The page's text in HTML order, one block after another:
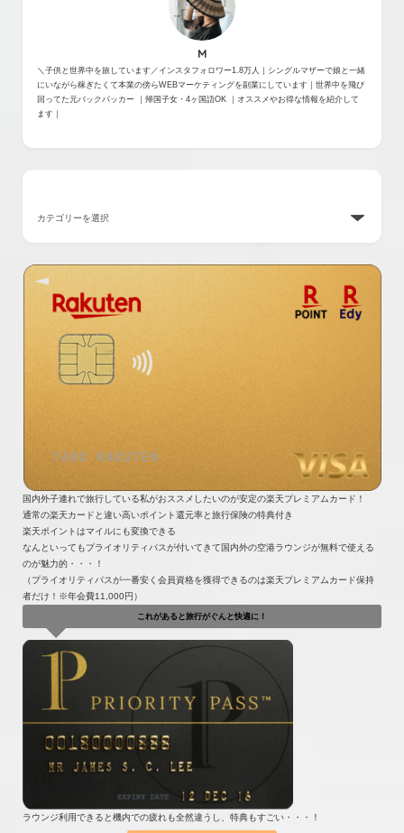
M
＼子供と世界中を旅しています／インスタフォロワー1.8万人｜シングルマザーで娘と一緒
にいながら稼ぎたくて本業の傍らWEBマーケティングを副業にしています｜世界中を飛び
回ってた元バックパッカー ｜帰国子女・4ヶ国語OK ｜オススメやお得な情報を紹介して
ます｜
国内外子連れで旅行している私がおススメしたいのが安定の楽天プレミアムカード！
通常の楽天カードと違い高いポイント還元率と旅行保険の特典付き
楽天ポイントはマイルにも変換できる
なんといってもプライオリティパスが付いてきて国内外の空港ラウンジが無料で使える
のが魅力的・・・！
（プライオリティパスが一番安く会員資格を獲得できるのは楽天プレミアムカード保持
者だけ！※年会費11,000円）
これがあると旅行がぐんと快適に！
ラウンジ利用できると機内での疲れも全然違うし、特典もすごい・・・！